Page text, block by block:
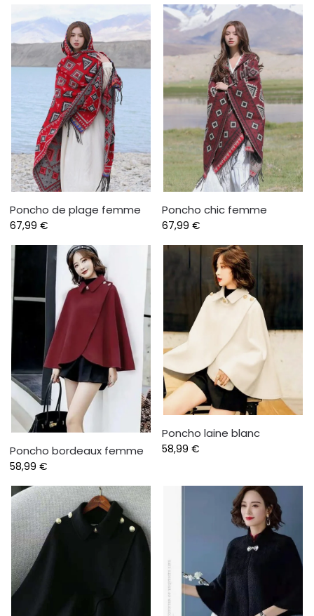
Poncho de plage femme
67,99 €
Poncho chic femme
67,99 €
Poncho bordeaux femme
58,99 €
Poncho laine blanc
58,99 €